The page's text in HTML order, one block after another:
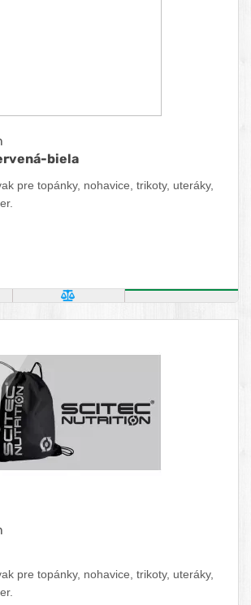
biela
pre topánky, nohavice, trikoty, uteráky,
PRODUKTPOROVNAŤ PRODUKTKÚPIŤ
pre topánky, nohavice, trikoty, uteráky,